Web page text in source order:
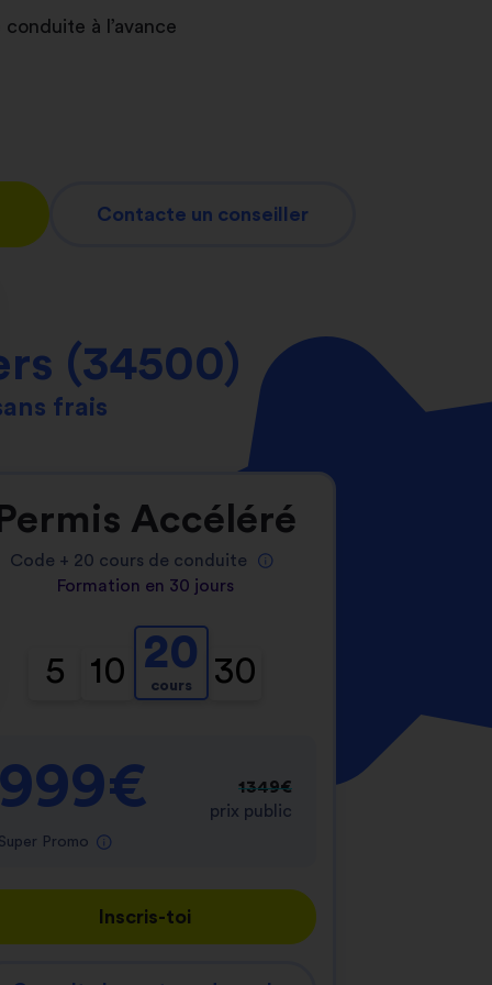
vos paramètres de confidentialité, en
à l’avance
Contacte un conseiller
(34500)
frais
Permis Accéléré
Code + 20 cours de conduite
Formation en 30 jours
5 10 20
cours 30
999€
Super Promo
1349€
prix public
Inscris-toi